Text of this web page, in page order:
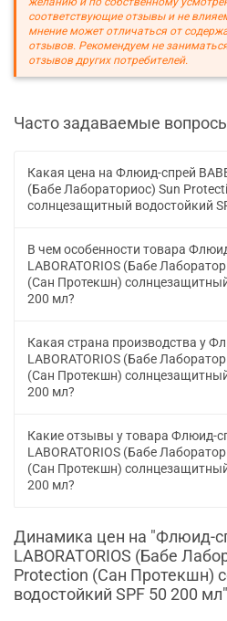
соответствующие отзывы и не
мнение может отличаться от
отзывов. Рекомендуем не
отзывов других потребителей.
Часто задаваемые
Какая цена на Флюид-спрей
(Бабе Лабораториос) Sun
солнцезащитный водостойкий
В чем особенности товара
LABORATORIOS (Бабе
(Сан Протекшн)
200 мл?
Какая страна производства у
LABORATORIOS (Бабе
(Сан Протекшн)
200 мл?
Какие отзывы у товара Флюид-
LABORATORIOS (Бабе
(Сан Протекшн)
200 мл?
Динамика цен на "Флюид-
LABORATORIOS (Бабе
Protection (Сан Протекшн)
водостойкий SPF 50 200 мл"